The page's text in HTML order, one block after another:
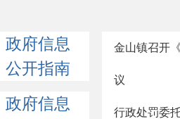
政府信息
公开指南
政府信息
金山镇召开
议
行政处罚委